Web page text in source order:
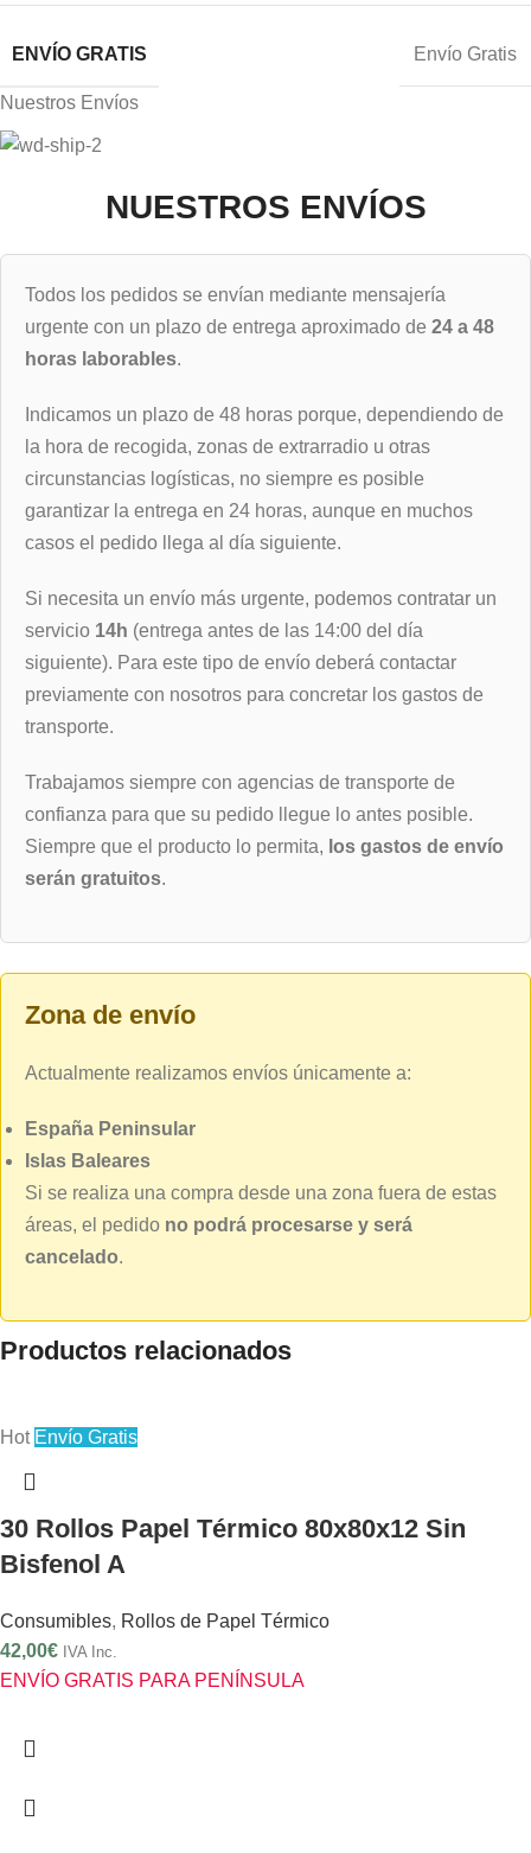
ENVÍO GRATIS Envío Gratis
Nuestros Envíos
NUESTROS ENVÍOS
Todos los pedidos se envían mediante mensajería
urgente con un plazo de entrega aproximado de 24 a 48
horas laborables.
Indicamos un plazo de 48 horas porque, dependiendo de
la hora de recogida, zonas de extrarradio u otras
circunstancias logísticas, no siempre es posible
garantizar la entrega en 24 horas, aunque en muchos
casos el pedido llega al día siguiente.
Si necesita un envío más urgente, podemos contratar un
servicio 14h (entrega antes de las 14:00 del día
siguiente). Para este tipo de envío deberá contactar
previamente con nosotros para concretar los gastos de
transporte.
Trabajamos siempre con agencias de transporte de
confianza para que su pedido llegue lo antes posible.
Siempre que el producto lo permita, los gastos de envío
serán gratuitos.
Zona de envío
Actualmente realizamos envíos únicamente a:
España Peninsular
Islas Baleares
Si se realiza una compra desde una zona fuera de estas
áreas, el pedido no podrá procesarse y será
cancelado.
Productos relacionados
Hot Envío Gratis
30 Rollos Papel Térmico 80x80x12 Sin
Bisfenol A
Consumibles, Rollos de Papel Térmico
42,00€ IVA Inc.
ENVÍO GRATIS PARA PENÍNSULA